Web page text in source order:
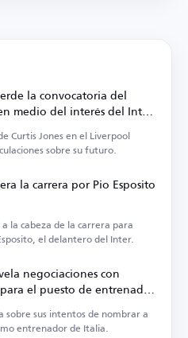
la convocatoria del
medio del interés del Inter
Curtis Jones en el Liverpool
sobre su futuro.
la carrera por Pio Esposito
la cabeza de la carrera para
el delantero del Inter.
negociaciones con
el puesto de entrenador
sobre sus intentos de nombrar a
entrenador de Italia.